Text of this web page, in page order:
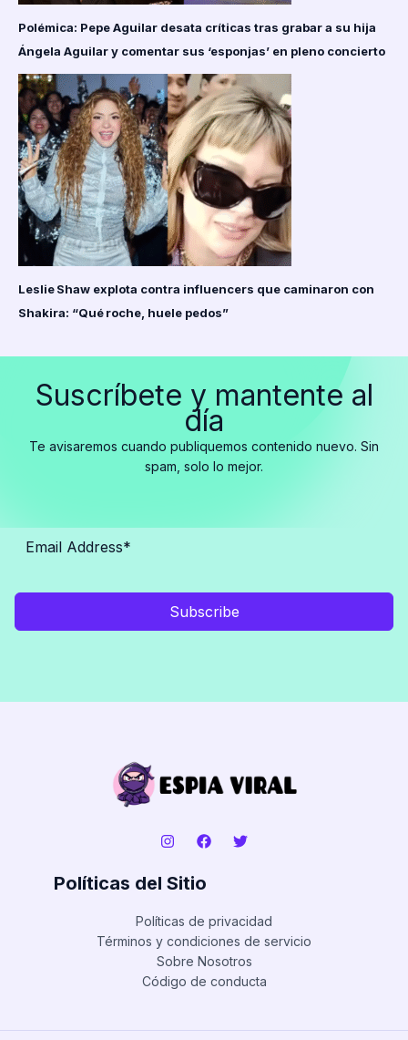
Polémica: Pepe Aguilar desata críticas tras grabar a su hija
Ángela Aguilar y comentar sus ‘esponjas’ en pleno concierto
Leslie Shaw explota contra influencers que caminaron con
Shakira: “Qué roche, huele pedos”
Suscríbete y mantente al
día
Te avisaremos cuando publiquemos contenido nuevo. Sin
spam, solo lo mejor.
Subscribe
Políticas del Sitio
Políticas de privacidad
Términos y condiciones de servicio
Sobre Nosotros
Código de conducta